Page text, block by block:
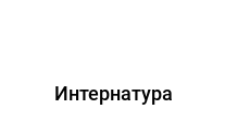
Интернатура